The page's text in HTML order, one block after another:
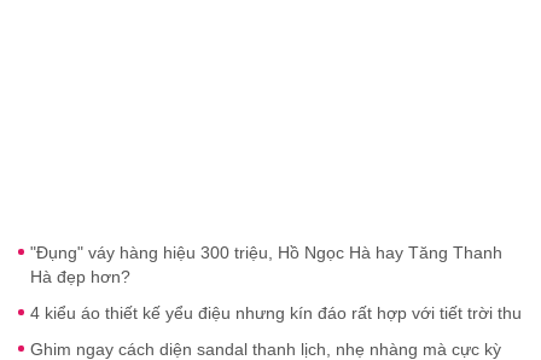
"Đụng" váy hàng hiệu 300 triệu, Hồ Ngọc Hà hay Tăng Thanh
Hà đẹp hơn?
4 kiểu áo thiết kế yểu điệu nhưng kín đáo rất hợp với tiết trời thu
Ghim ngay cách diện sandal thanh lịch, nhẹ nhàng mà cực kỳ